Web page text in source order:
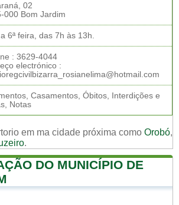
02
000 Bom Jardim
6ª feira, das 7h às 13h.
: 3629-4044
electrónico :
Casamentos, Óbitos, Interdições e
Notas
em ma cidade próxima como Orobó,
.
DO MUNICÍPIO DE